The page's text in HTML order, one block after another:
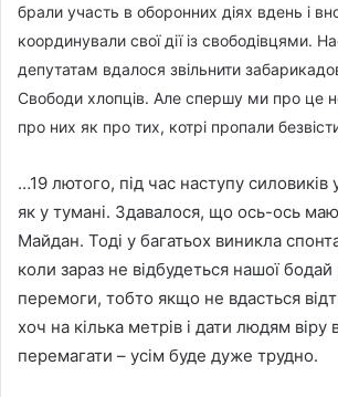
брали участь в оборонних діях вдень і
координували свої дії із свободівцями.
депутатам вдалося звільнити
Свободи хлопців. Але спершу ми про це
про них як про тих, котрі пропали
…19 лютого, під час наступу силовиків
як у тумані. Здавалося, що ось-ось
Майдан. Тоді у багатьох виникла
коли зараз не відбудеться нашої
перемоги, тобто якщо не вдасться
хоч на кілька метрів і дати людям віру
перемагати – усім буде дуже трудно.